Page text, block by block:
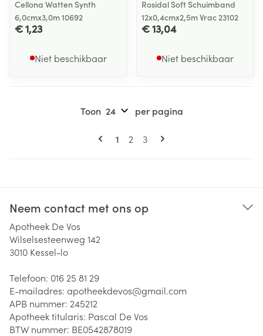
Cellona Watten Synth
6,0cmx3,0m 10692
€ 1,23
Niet beschikbaar
Rosidal Soft Schuimband
12x0,4cmx2,5m Vrac 23102
€ 13,04
Niet beschikbaar
Pagina's
U lees momenteel pagina
1 Pagina
2 Pagina
3
Toon per pagina
Neem contact met ons op
Apotheek De Vos
Wilselsesteenweg 142
3010 Kessel-lo
Telefoon: 016 25 81 29
E-mailadres: apotheekdevos@gmail.com
APB nummer: 245212
Apotheek titularis: Pascal De Vos
BTW nummer: BE0542878019